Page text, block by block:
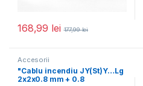
168,99 lei 177,99lei
Accesorii
"Cablu incendiu JY(St)Y…Lg
2x2x0.8 mm + 0.8